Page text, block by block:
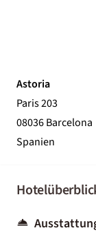
Astoria
Paris 203
08036 Barcelona
Spanien